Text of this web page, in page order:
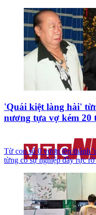
'Quái kiệt làng hài'
nương tựa vợ kém 20
Từ con số 0 vươn lên thành
từng có sự nghiệp đầy rực